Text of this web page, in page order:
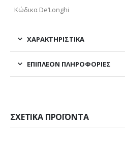
Κώδικα De’Longhi
ΧΑΡΑΚΤΗΡΙΣΤΙΚΑ
ΕΠΙΠΛΈΟΝ ΠΛΗΡΟΦΟΡΊΕΣ
ΣΧΕΤΙΚΆ ΠΡΟΪΌΝΤΑ